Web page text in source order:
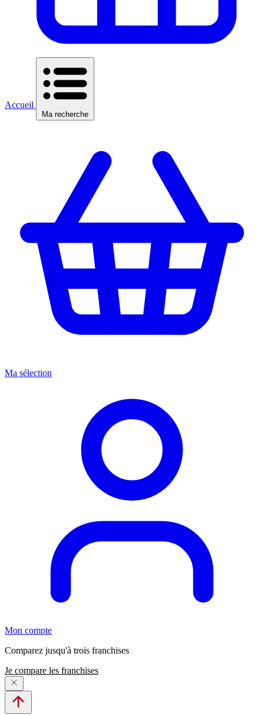
Accueil
Ma recherche
Ma sélection
Mon compte
Comparez jusqu'à trois franchises
Je compare les franchises